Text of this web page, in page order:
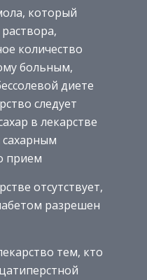
который
количество
больным,
диете
следует
в лекарстве
сахарным
прием
отсутствует,
разрешен
тем, кто